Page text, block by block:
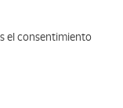
el consentimiento